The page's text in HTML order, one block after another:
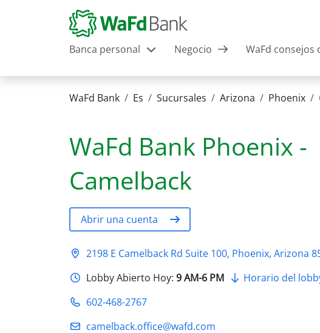
Banca personal
Negocio WaFd consejos
WaFd Bank Es Sucursales Arizona Phoenix
WaFd Bank Phoenix -
Camelback
Abrir una cuenta
2198 E Camelback Rd Suite 100, Phoenix, Arizona
Lobby Abierto Hoy: 9 AM-6 PM
Horario del
602-468-2767
camelback.office@wafd.com